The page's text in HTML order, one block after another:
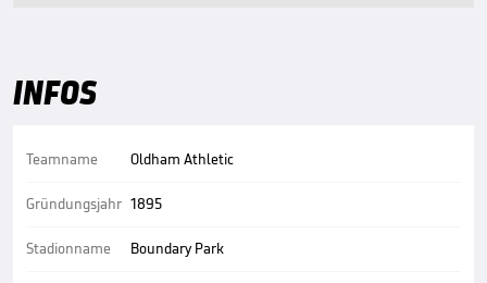
INFOS
Teamname
Gründungsjahr
Stadionname
Oldham Athletic
1895
Boundary Park